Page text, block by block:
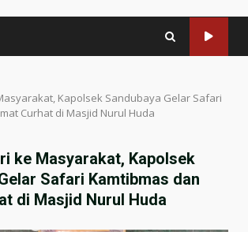
Kapolsek Sandubaya Gelar Safari
Curhat di Masjid Nurul Huda
ke Masyarakat, Kapolsek
Safari Kamtibmas dan
di Masjid Nurul Huda